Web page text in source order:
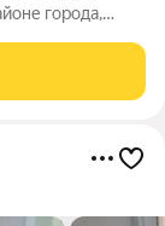
города,